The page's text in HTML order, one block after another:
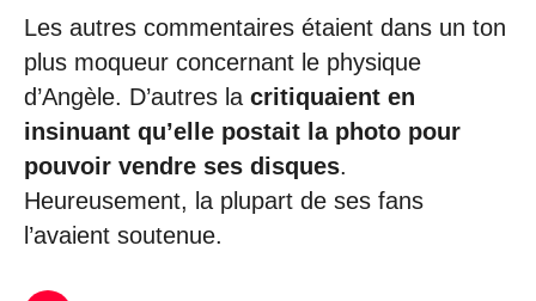
Les autres commentaires étaient dans un ton
plus moqueur concernant le physique
d’Angèle. D’autres la critiquaient en
insinuant qu’elle postait la photo pour
pouvoir vendre ses disques.
Heureusement, la plupart de ses fans
l’avaient soutenue.